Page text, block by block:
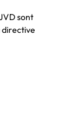
sont
directive